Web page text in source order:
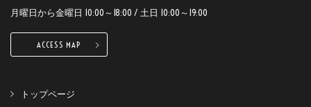
月曜日から金曜日 10:00～18:00 / 土日 10:00～19:00
ACCESS MAP
トップページ